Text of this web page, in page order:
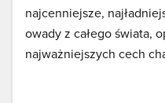
najcenniejsze,
owady z całego świata,
najważniejszych cech